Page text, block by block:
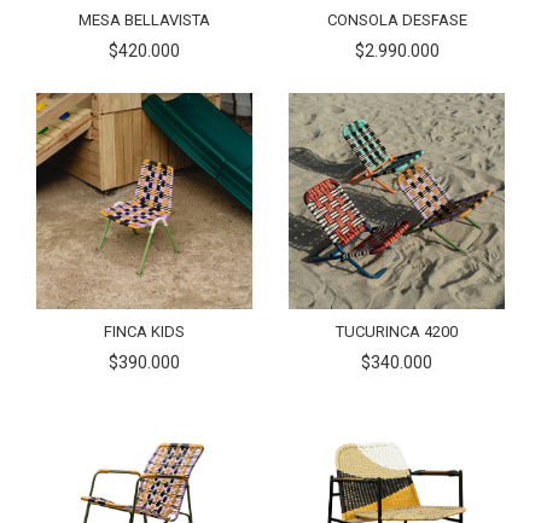
MESA BELLAVISTA
$420.000
CONSOLA DESFASE
$2.990.000
FINCA KIDS
$390.000
TUCURINCA 4200
$340.000